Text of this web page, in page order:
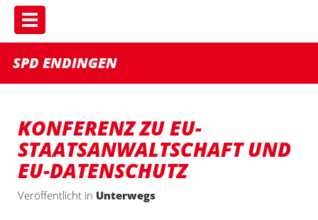
Toggle navigation
SPD ENDINGEN
KONFERENZ ZU EU-
STAATSANWALTSCHAFT UND
EU-DATENSCHUTZ
Veröffentlicht in Unterwegs